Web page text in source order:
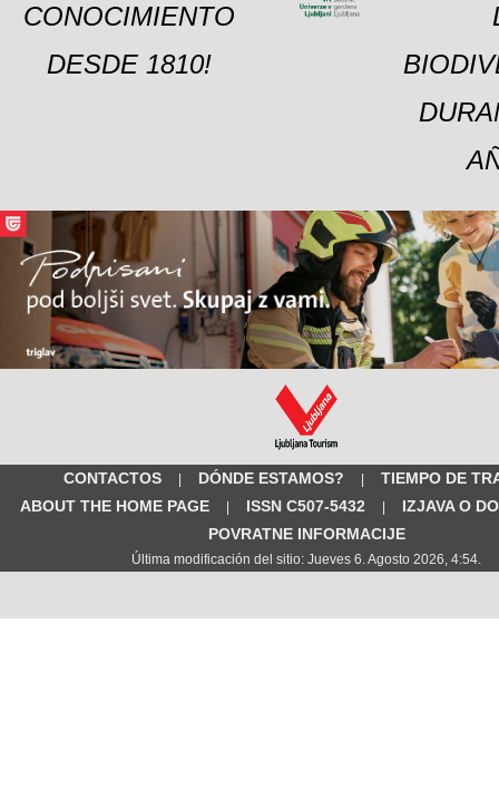
CONOCIMIENTO
DESDE 1810!
CONTACTOS | DÓNDE ESTAMOS? |
TIEMPO DE
ABOUT THE HOME PAGE
| ISSN C507-5432 |
IZJAVA O
POVRATNE INFORMACIJE
Última modificación del sitio: Jueves 6. Agosto 2026, 4:54.